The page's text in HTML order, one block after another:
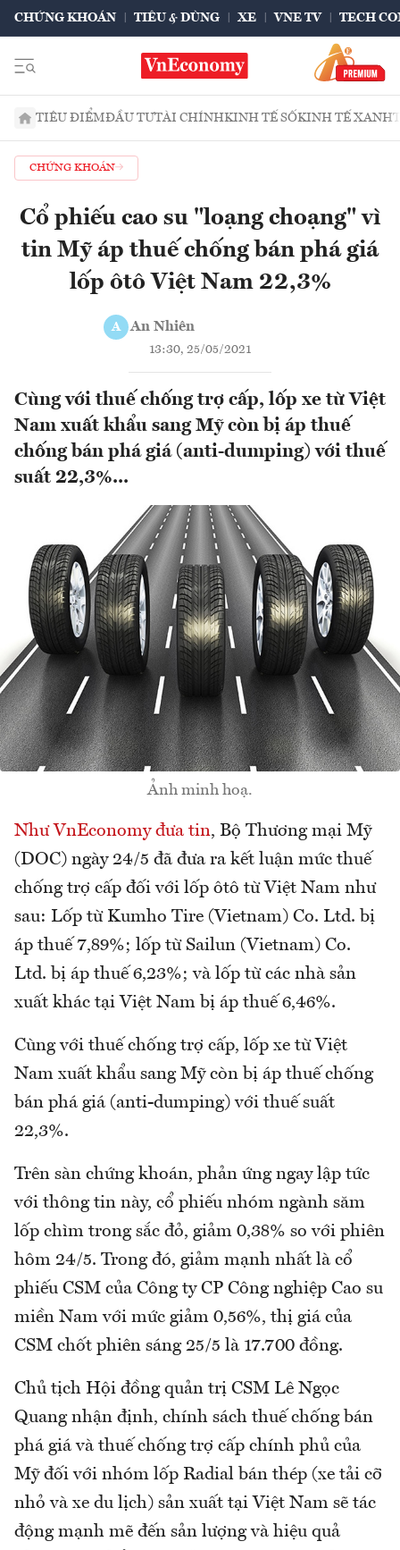
CHỨNG KHOÁN TIÊU & DÙNG XE VNE TV TECH
TIÊU ĐIỂMĐẦU TƯTÀI CHÍNHKINH TẾ SỐKINH TẾ XANH
CHỨNG KHOÁN
Cổ phiếu cao su "loạng choạng" vì
tin Mỹ áp thuế chống bán phá giá
lốp ôtô Việt Nam 22,3%
A An Nhiên
13:30, 25/05/2021
Cùng với thuế chống trợ cấp, lốp xe từ Việt
Nam xuất khẩu sang Mỹ còn bị áp thuế
chống bán phá giá (anti-dumping) với thuế
suất 22,3%...
Ảnh minh hoạ.
Như VnEconomy đưa tin, Bộ Thương mại Mỹ
(DOC) ngày 24/5 đã đưa ra kết luận mức thuế
chống trợ cấp đối với lốp ôtô từ Việt Nam như
sau: Lốp từ Kumho Tire (Vietnam) Co. Ltd. bị
áp thuế 7,89%; lốp từ Sailun (Vietnam) Co.
Ltd. bị áp thuế 6,23%; và lốp từ các nhà sản
xuất khác tại Việt Nam bị áp thuế 6,46%.
Cùng với thuế chống trợ cấp, lốp xe từ Việt
Nam xuất khẩu sang Mỹ còn bị áp thuế chống
bán phá giá (anti-dumping) với thuế suất
22,3%.
Trên sàn chứng khoán, phản ứng ngay lập tức
với thông tin này, cổ phiếu nhóm ngành săm
lốp chìm trong sắc đỏ, giảm 0,38% so với phiên
hôm 24/5. Trong đó, giảm mạnh nhất là cổ
phiếu CSM của Công ty CP Công nghiệp Cao su
miền Nam với mức giảm 0,56%, thị giá của
CSM chốt phiên sáng 25/5 là 17.700 đồng.
Chủ tịch Hội đồng quản trị CSM Lê Ngọc
Quang nhận định, chính sách thuế chống bán
phá giá và thuế chống trợ cấp chính phủ của
Mỹ đối với nhóm lốp Radial bán thép (xe tải cỡ
nhỏ và xe du lịch) sản xuất tại Việt Nam sẽ tác
động mạnh mẽ đến sản lượng và hiệu quả